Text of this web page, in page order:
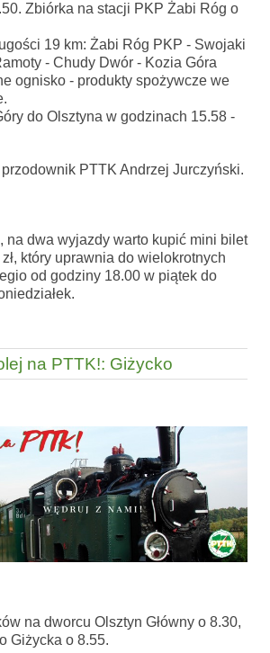
Zbiórka na stacji PKP Żabi Róg o
19 km: Żabi Róg PKP - Swojaki
- Chudy Dwór - Kozia Góra
ognisko - produkty spożywcze we
do Olsztyna w godzinach 15.58 -
PTTK Andrzej Jurczyński.
na dwa wyjazdy warto kupić mini bilet
który uprawnia do wielokrotnych
od godziny 18.00 w piątek do
na PTTK!: Giżycko
na dworcu Olsztyn Główny o 8.30,
Giżycka o 8.55.